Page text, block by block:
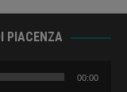
PIACENZA
00:00